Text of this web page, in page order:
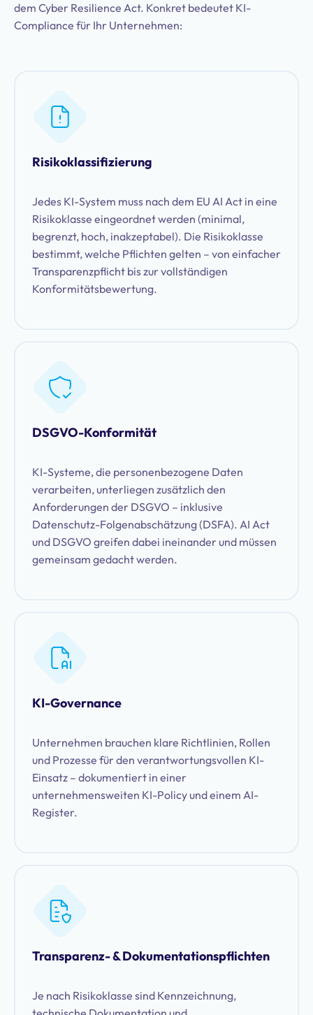
dem Cyber Resilience Act. Konkret bedeutet KI-
Compliance für Ihr Unternehmen:
Risikoklassifizierung
Jedes KI-System muss nach dem EU AI Act in eine
Risikoklasse eingeordnet werden (minimal,
begrenzt, hoch, inakzeptabel). Die Risikoklasse
bestimmt, welche Pflichten gelten – von einfacher
Transparenzpflicht bis zur vollständigen
Konformitätsbewertung.
DSGVO-Konformität
KI-Systeme, die personenbezogene Daten
verarbeiten, unterliegen zusätzlich den
Anforderungen der DSGVO – inklusive
Datenschutz-Folgenabschätzung (DSFA). AI Act
und DSGVO greifen dabei ineinander und müssen
gemeinsam gedacht werden.
KI-Governance
Unternehmen brauchen klare Richtlinien, Rollen
und Prozesse für den verantwortungsvollen KI-
Einsatz – dokumentiert in einer
unternehmensweiten KI-Policy und einem AI-
Register.
Transparenz- & Dokumentationspflichten
Je nach Risikoklasse sind Kennzeichnung,